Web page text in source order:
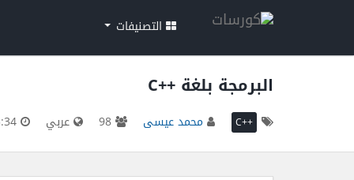
التصنيفات
البرمجة بلغة ++C
++C محمد عيسى عربي